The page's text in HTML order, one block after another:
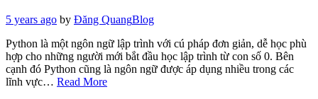
5 years ago by Đăng QuangBlog
Python là một ngôn ngữ lập trình với cú pháp đơn giản, dễ học phù
hợp cho những người mới bắt đầu học lập trình từ con số 0. Bên
cạnh đó Python cũng là ngôn ngữ được áp dụng nhiều trong các
lĩnh vực… Read More